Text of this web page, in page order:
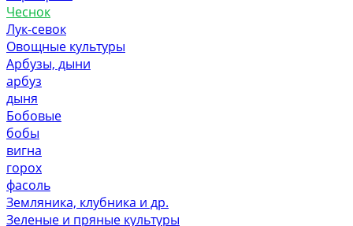
Чеснок
Лук-севок
Овощные культуры
Арбузы, дыни
арбуз
дыня
Бобовые
бобы
вигна
горох
фасоль
Земляника, клубника и др.
Зеленые и пряные культуры